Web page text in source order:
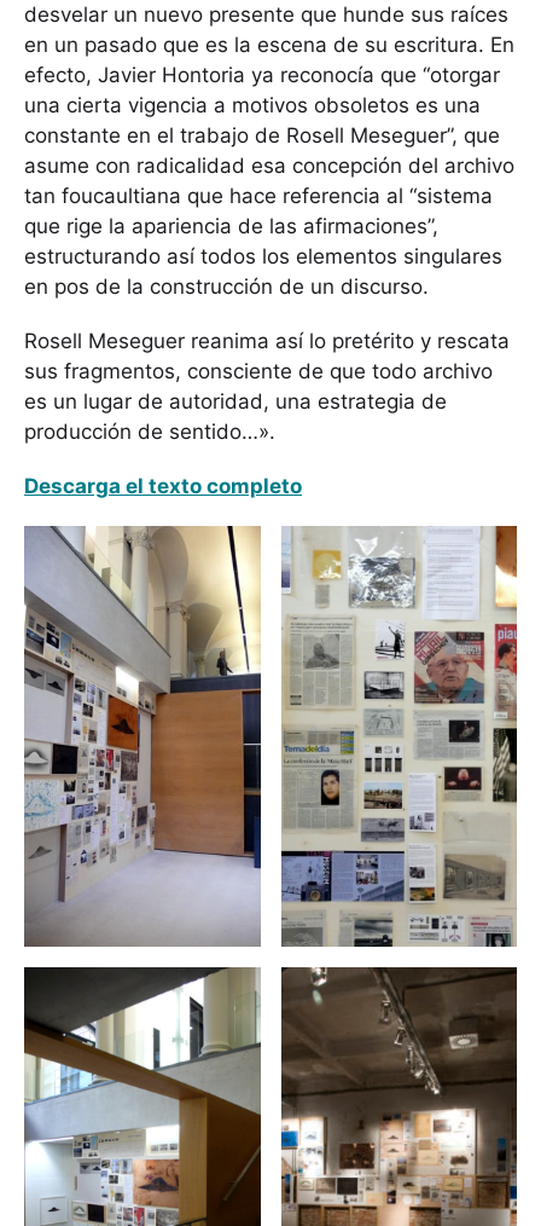
desvelar un nuevo presente que hunde sus raíces
en un pasado que es la escena de su escritura. En
efecto, Javier Hontoria ya reconocía que “otorgar
una cierta vigencia a motivos obsoletos es una
constante en el trabajo de Rosell Meseguer”, que
asume con radicalidad esa concepción del archivo
tan foucaultiana que hace referencia al “sistema
que rige la apariencia de las afirmaciones”,
estructurando así todos los elementos singulares
en pos de la construcción de un discurso.
Rosell Meseguer reanima así lo pretérito y rescata
sus fragmentos, consciente de que todo archivo
es un lugar de autoridad, una estrategia de
producción de sentido…».
Descarga el texto completo